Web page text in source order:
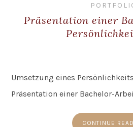
Präsentation einer
Umsetzung eines
Präsentation einer Bachelor-
CONTINUE